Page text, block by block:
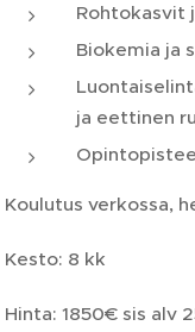
Rohtokasvit
Biokemia ja
ja eettinen
Koulutus verkossa,
Kesto: 8 kk
Hinta: 1850€ sis alv